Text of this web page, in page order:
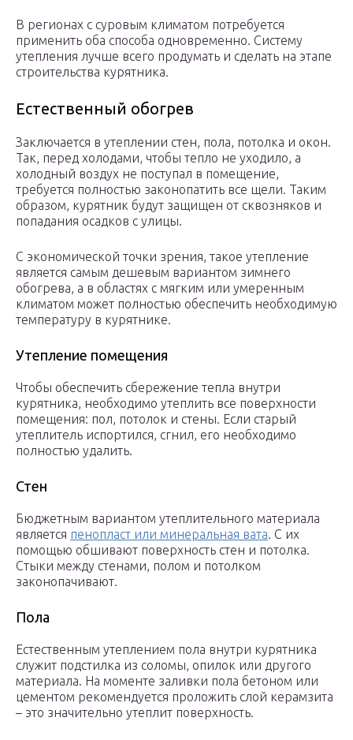
В регионах с суровым климатом потребуется
применить оба способа одновременно. Систему
утепления лучше всего продумать и сделать на этапе
строительства курятника.
Естественный обогрев
Заключается в утеплении стен, пола, потолка и окон.
Так, перед холодами, чтобы тепло не уходило, а
холодный воздух не поступал в помещение,
требуется полностью законопатить все щели. Таким
образом, курятник будут защищен от сквозняков и
попадания осадков с улицы.
С экономической точки зрения, такое утепление
является самым дешевым вариантом зимнего
обогрева, а в областях с мягким или умеренным
климатом может полностью обеспечить необходимую
температуру в курятнике.
Утепление помещения
Чтобы обеспечить сбережение тепла внутри
курятника, необходимо утеплить все поверхности
помещения: пол, потолок и стены. Если старый
утеплитель испортился, сгнил, его необходимо
полностью удалить.
Стен
Бюджетным вариантом утеплительного материала
является пенопласт или минеральная вата. С их
помощью обшивают поверхность стен и потолка.
Стыки между стенами, полом и потолком
законопачивают.
Пола
Естественным утеплением пола внутри курятника
служит подстилка из соломы, опилок или другого
материала. На моменте заливки пола бетоном или
цементом рекомендуется проложить слой керамзита
– это значительно утеплит поверхность.